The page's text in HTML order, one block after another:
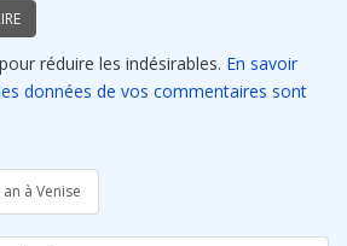
réduire les indésirables. En savoir
données de vos commentaires sont
à Venise